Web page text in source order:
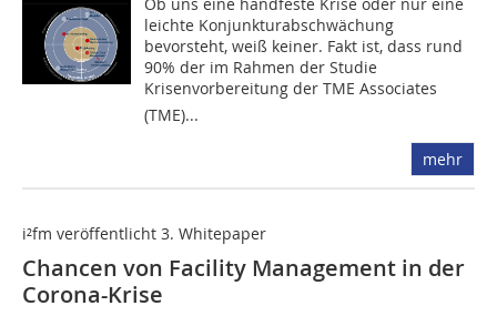
Ob uns eine handfeste Krise oder nur eine
leichte Konjunkturabschwächung
bevorsteht, weiß keiner. Fakt ist, dass rund
90% der im Rahmen der Studie
Krisenvorbereitung der TME Associates
(TME)...
mehr
i²fm veröffentlicht 3. Whitepaper
Chancen von Facility Management in der
Corona-Krise